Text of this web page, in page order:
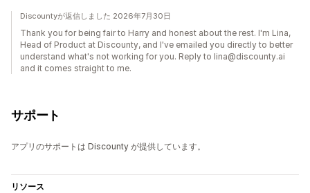
Discountyが返信しました 2026年7月30日
Thank you for being fair to Harry and honest about the rest. I'm Lina,
Head of Product at Discounty, and I've emailed you directly to better
understand what's not working for you. Reply to lina@discounty.ai
and it comes straight to me.
サポート
アプリのサポートは Discounty が提供しています。
リソース